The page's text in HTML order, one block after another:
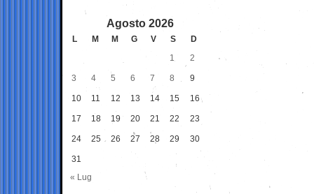
Agosto 2026
L M M G V S
D
1
2
3 4 5 6 7 8 9
10 11 12 13 14 15 16
17 18 19 20 21 22 23
24 25 26 27 28 29 30
31
« Lug